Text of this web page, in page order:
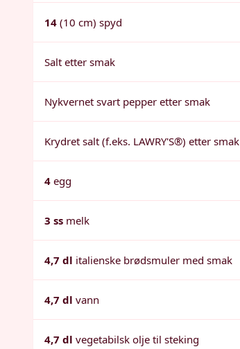
14 (10 cm) spyd
Salt etter smak
Nykvernet svart pepper etter smak
Krydret salt (f.eks. LAWRY'S®) etter smak
4 egg
3 ss melk
4,7 dl italienske brødsmuler med smak
4,7 dl vann
4,7 dl vegetabilsk olje til steking